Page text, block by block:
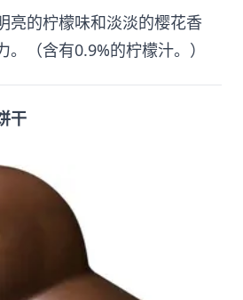
亮的柠檬味和淡淡的樱花香
（含有0.9%的柠檬汁。）
干